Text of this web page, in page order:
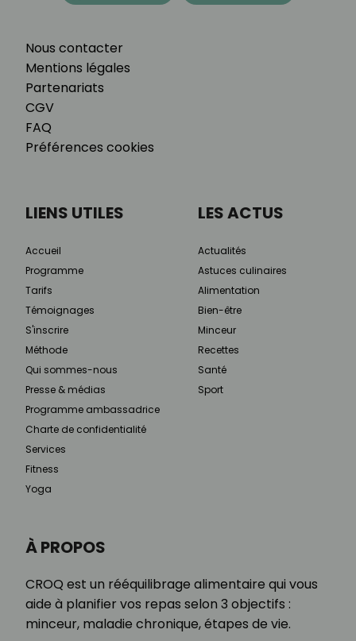
Nous contacter
Mentions légales
Partenariats
CGV
FAQ
Préférences cookies
À PROPOS
CROQ est un rééquilibrage alimentaire qui vous
aide à planifier vos repas selon 3 objectifs :
minceur, maladie chronique, étapes de vie.
LIENS UTILES
Accueil
Programme
Tarifs
Témoignages
S'inscrire
Méthode
Qui sommes-nous
Presse & médias
Programme ambassadrice
Charte de confidentialité
Services
Fitness
Yoga
LES ACTUS
Actualités
Astuces culinaires
Alimentation
Bien-être
Minceur
Recettes
Santé
Sport